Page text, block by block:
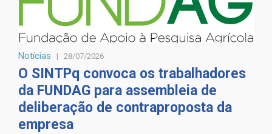
Notícias 28/07/2026
O SINTPq convoca os trabalhadores
da FUNDAG para assembleia de
deliberação de contraproposta da
empresa